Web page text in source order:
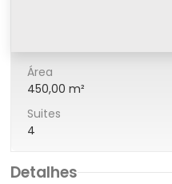
Área
450,00 m²
Suites
4
Detalhes